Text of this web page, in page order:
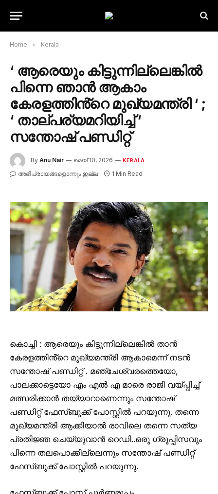
Home » Kerala
‘ ആരെയും കിട്ടുന്നില്ലെങ്കിൽ
പിന്നെ ഞാൻ ആകാം
കേരളത്തിൻ്റെ മുഖ്യമന്ത്രി ‘ ;
‘ താല്പര്യമറിയിച്ച് ‘
സന്തോഷ് പണ്ഡിറ്റ്
By Anu Nair മെയ്‌ 10, 2026 KERALA
അഭിപ്രായങ്ങളൊന്നും ഇല്ല 1 Min Read
കൊച്ചി : ആരെയും കിട്ടുന്നില്ലെങ്കിൽ താൻ
കേരളത്തിൻ്റെ മുഖ്യമന്ത്രി ആകാമെന്ന് നടൻ
സന്തോഷ് പണ്ഡിറ്റ് . മഞ്ചേശ്വരത്തെയോ,
പാലക്കാട്ടെയോ എം എൽ എ മാരെ രാജി വയ്പ്പിച്ച്
മത്സരിക്കാൻ തയ്യാറാണെന്നും സന്തോഷ്
പണ്ഡിറ്റ് ഫേസ്ബുക്ക് പോസ്റ്റിൽ പറയുന്നു. തന്നെ
മുഖ്യമന്ത്രി ആക്കിയാൽ രാവിലെ തന്നെ സത്യ
പ്രതിജ്ഞ ചെയ്യുവാൻ റെഡി..ഒരു ഗ്രൂപ്പിസവും
പിന്നെ തലപൊക്കില്ലെന്നും സന്തോഷ് പണ്ഡിറ്റ്
ഫേസ്ബുക്ക് പോസ്റ്റിൽ പറയുന്നു.